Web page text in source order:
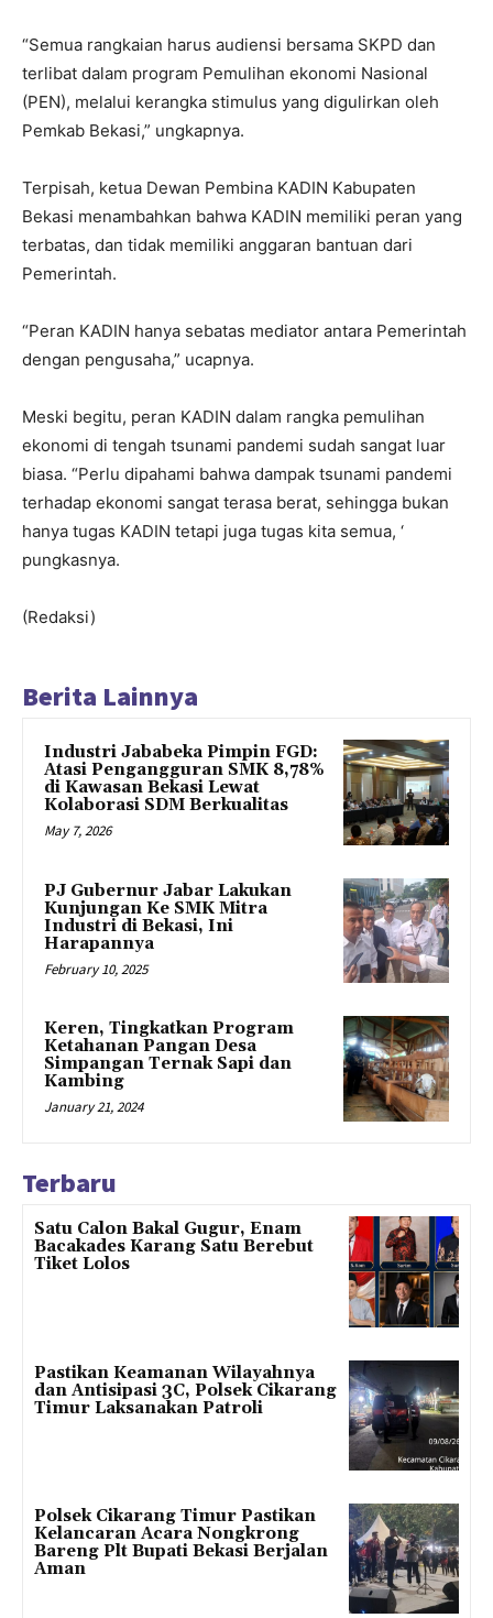
“Semua rangkaian harus audiensi bersama SKPD dan
terlibat dalam program Pemulihan ekonomi Nasional
(PEN), melalui kerangka stimulus yang digulirkan oleh
Pemkab Bekasi,” ungkapnya.
Terpisah, ketua Dewan Pembina KADIN Kabupaten
Bekasi menambahkan bahwa KADIN memiliki peran yang
terbatas, dan tidak memiliki anggaran bantuan dari
Pemerintah.
“Peran KADIN hanya sebatas mediator antara Pemerintah
dengan pengusaha,” ucapnya.
Meski begitu, peran KADIN dalam rangka pemulihan
ekonomi di tengah tsunami pandemi sudah sangat luar
biasa. “Perlu dipahami bahwa dampak tsunami pandemi
terhadap ekonomi sangat terasa berat, sehingga bukan
hanya tugas KADIN tetapi juga tugas kita semua, ‘
pungkasnya.
(Redaksi)
Berita Lainnya
Industri Jababeka Pimpin FGD:
Atasi Pengangguran SMK 8,78%
di Kawasan Bekasi Lewat
Kolaborasi SDM Berkualitas
May 7, 2026
PJ Gubernur Jabar Lakukan
Kunjungan Ke SMK Mitra
Industri di Bekasi, Ini
Harapannya
February 10, 2025
Keren, Tingkatkan Program
Ketahanan Pangan Desa
Simpangan Ternak Sapi dan
Kambing
January 21, 2024
Terbaru
Satu Calon Bakal Gugur, Enam
Bacakades Karang Satu Berebut
Tiket Lolos
Pastikan Keamanan Wilayahnya
dan Antisipasi 3C, Polsek Cikarang
Timur Laksanakan Patroli
Polsek Cikarang Timur Pastikan
Kelancaran Acara Nongkrong
Bareng Plt Bupati Bekasi Berjalan
Aman